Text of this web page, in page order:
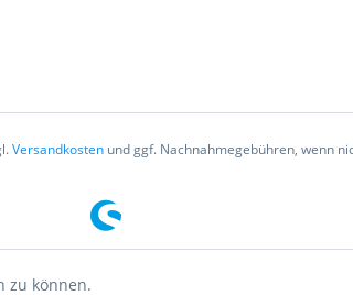
Versandkostenund ggf. Nachnahmegebühren, wenn
zu können.